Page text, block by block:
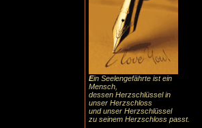
Ein Seelengefährte ist ein
Mensch,
dessen Herzschlüssel in
unser Herzschloss
und unser Herzschlüssel
zu seinem Herzschloss passt.